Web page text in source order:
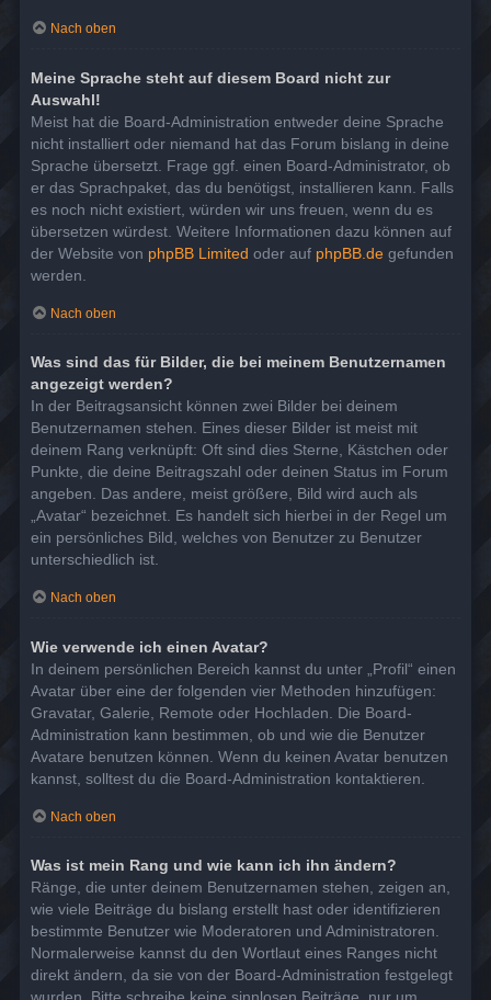
Nach oben
Meine Sprache steht auf diesem Board nicht zur
Auswahl!
Meist hat die Board-Administration entweder deine Sprache
nicht installiert oder niemand hat das Forum bislang in deine
Sprache übersetzt. Frage ggf. einen Board-Administrator, ob
er das Sprachpaket, das du benötigst, installieren kann. Falls
es noch nicht existiert, würden wir uns freuen, wenn du es
übersetzen würdest. Weitere Informationen dazu können auf
der Website von phpBB Limited oder auf phpBB.de gefunden
werden.
Nach oben
Was sind das für Bilder, die bei meinem Benutzernamen
angezeigt werden?
In der Beitragsansicht können zwei Bilder bei deinem
Benutzernamen stehen. Eines dieser Bilder ist meist mit
deinem Rang verknüpft: Oft sind dies Sterne, Kästchen oder
Punkte, die deine Beitragszahl oder deinen Status im Forum
angeben. Das andere, meist größere, Bild wird auch als
„Avatar“ bezeichnet. Es handelt sich hierbei in der Regel um
ein persönliches Bild, welches von Benutzer zu Benutzer
unterschiedlich ist.
Nach oben
Wie verwende ich einen Avatar?
In deinem persönlichen Bereich kannst du unter „Profil“ einen
Avatar über eine der folgenden vier Methoden hinzufügen:
Gravatar, Galerie, Remote oder Hochladen. Die Board-
Administration kann bestimmen, ob und wie die Benutzer
Avatare benutzen können. Wenn du keinen Avatar benutzen
kannst, solltest du die Board-Administration kontaktieren.
Nach oben
Was ist mein Rang und wie kann ich ihn ändern?
Ränge, die unter deinem Benutzernamen stehen, zeigen an,
wie viele Beiträge du bislang erstellt hast oder identifizieren
bestimmte Benutzer wie Moderatoren und Administratoren.
Normalerweise kannst du den Wortlaut eines Ranges nicht
direkt ändern, da sie von der Board-Administration festgelegt